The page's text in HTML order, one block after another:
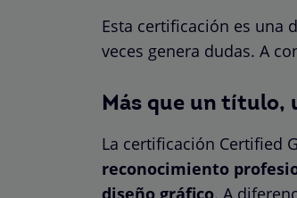
Esta certificación es una
veces genera dudas. A
Más que un título,
La certificación Certified
reconocimiento
diseño gráfico. A